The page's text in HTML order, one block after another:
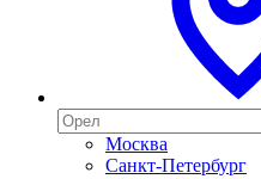
Москва
Санкт-Петербург